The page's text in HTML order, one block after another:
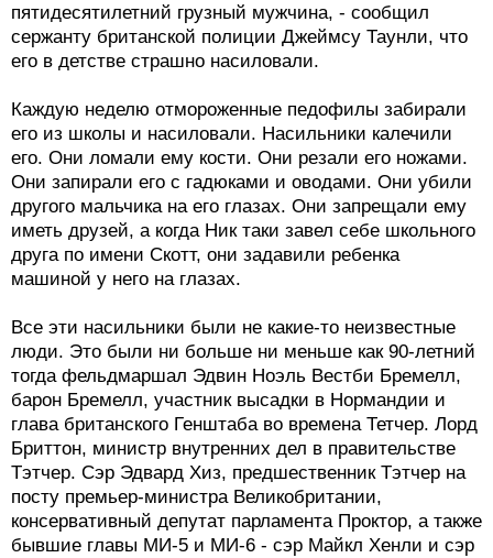
пятидесятилетний грузный мужчина, - сообщил
сержанту британской полиции Джеймсу Таунли, что
его в детстве страшно насиловали.
Каждую неделю отмороженные педофилы забирали
его из школы и насиловали. Насильники калечили
его. Они ломали ему кости. Они резали его ножами.
Они запирали его с гадюками и оводами. Они убили
другого мальчика на его глазах. Они запрещали ему
иметь друзей, а когда Ник таки завел себе школьного
друга по имени Скотт, они задавили ребенка
машиной у него на глазах.
Все эти насильники были не какие-то неизвестные
люди. Это были ни больше ни меньше как 90-летний
тогда фельдмаршал Эдвин Ноэль Вестби Бремелл,
барон Бремелл, участник высадки в Нормандии и
глава британского Генштаба во времена Тетчер. Лорд
Бриттон, министр внутренних дел в правительстве
Тэтчер. Сэр Эдвард Хиз, предшественник Тэтчер на
посту премьер-министра Великобритании,
консервативный депутат парламента Проктор, а также
бывшие главы МИ-5 и МИ-6 - сэр Майкл Хенли и сэр